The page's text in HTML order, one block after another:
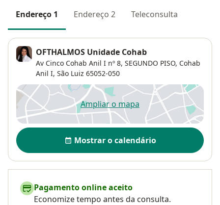
Endereço 1 Endereço 2 Teleconsulta
OFTHALMOS Unidade Cohab
Av Cinco Cohab Anil I nº 8, SEGUNDO PISO, Cohab
Anil I, São Luiz 65052-050
Ampliar o mapaabre num novo separador
Disponibilidade
Mostrar o calendário
Pagamento online aceito
Economize tempo antes da consulta.